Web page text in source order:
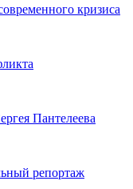
кризиса
Пантелеева
репортаж